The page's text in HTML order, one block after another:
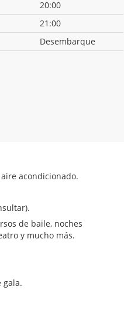
20:00
21:00
Desembarque
acondicionado.
de baile, noches
y mucho más.
gala.